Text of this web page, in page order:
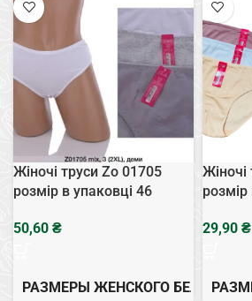
Жіночі труси Zo 01705
розмір в упаковці 46
₴
РАЗМЕРЫ ЖЕНСКОГО БЕЛЬЯ
Жіночі
розмір
₴